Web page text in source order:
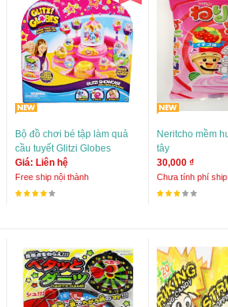
Bộ đồ chơi bé tập làm quả
cầu tuyết Glitzi Globes
Giá: Liên hệ
Free ship nội thành
Neritcho mềm
tây
30,000 ₫
Chưa tính phí ship